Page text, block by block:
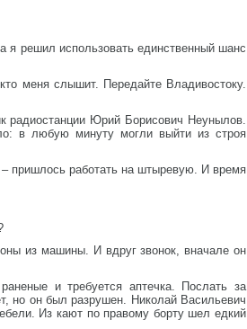
я решил использовать единственный шанс
меня слышит. Передайте Владивостоку.
радиостанции Юрий Борисович Неунылов.
в любую минуту могли выйти из строя
пришлось работать на штыревую. И время
из машины. И вдруг звонок, вначале он
и требуется аптечка. Послать за
но он был разрушен. Николай Васильевич
Из кают по правому борту шел едкий